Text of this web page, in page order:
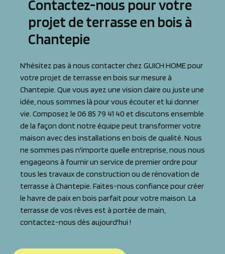
Contactez-nous pour votre
projet de terrasse en bois à
Chantepie
N'hésitez pas à nous contacter chez GUICH HOME pour
votre projet de terrasse en bois sur mesure à
Chantepie. Que vous ayez une vision claire ou juste une
idée, nous sommes là pour vous écouter et lui donner
vie. Composez le 06 85 79 41 40 et discutons ensemble
de la façon dont notre équipe peut transformer votre
maison avec des installations en bois de qualité. Nous
ne sommes pas n'importe quelle entreprise, nous nous
engageons à fournir un service de premier ordre pour
tous les travaux de construction ou de rénovation de
terrasse à Chantepie. Faites-nous confiance pour créer
le havre de paix en bois parfait pour votre maison. La
terrasse de vos rêves est à portée de main,
contactez-nous dès aujourd'hui !